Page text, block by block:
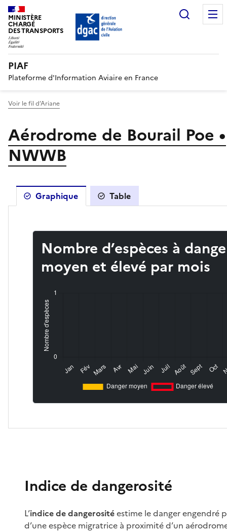
MINISTÈRE
CHARGÉ
DES TRANSPORTS
PIAF
Plateforme d'Information Aviaire en France
Voir le fil d’Ariane
Aérodrome de Bourail Poe •
NWWB
Graphique Table
Nombre d’espèces à
moyen et élevé par mois
Indice de dangerosité
L’indice de dangerositéestime le danger engendré
d’une espèce migratrice à proximité d’un